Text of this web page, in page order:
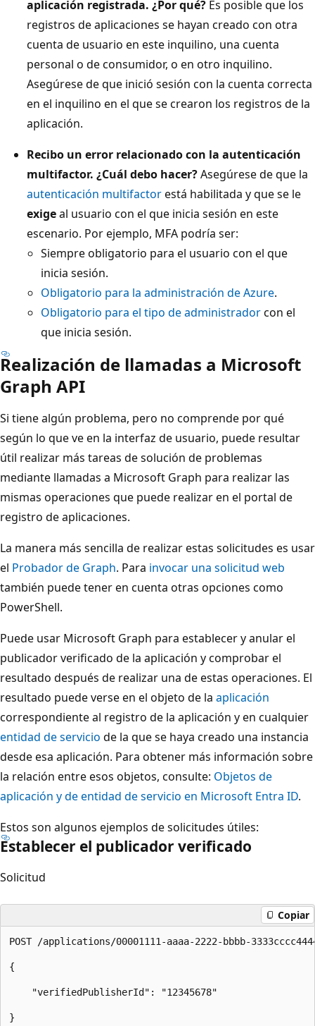
aplicación registrada. ¿Por qué? Es posible que los
registros de aplicaciones se hayan creado con otra
cuenta de usuario en este inquilino, una cuenta
personal o de consumidor, o en otro inquilino.
Asegúrese de que inició sesión con la cuenta correcta
en el inquilino en el que se crearon los registros de la
aplicación.
Recibo un error relacionado con la autenticación
multifactor. ¿Cuál debo hacer?Asegúrese de que la
autenticación multifactorestá habilitada y que se le
exigeal usuario con el que inicia sesión en este
escenario. Por ejemplo, MFA podría ser:
Siempre obligatorio para el usuario con el que
inicia sesión.
Obligatorio para la administración de Azure.
Obligatorio para el tipo de administradorcon el
que inicia sesión.
Realización de llamadas a Microsoft
Graph API
Si tiene algún problema, pero no comprende por qué
según lo que ve en la interfaz de usuario, puede resultar
útil realizar más tareas de solución de problemas
mediante llamadas a Microsoft Graph para realizar las
mismas operaciones que puede realizar en el portal de
registro de aplicaciones.
La manera más sencilla de realizar estas solicitudes es usar
el Probador de Graph. Para invocar una solicitud web
también puede tener en cuenta otras opciones como
PowerShell.
Puede usar Microsoft Graph para establecer y anular el
publicador verificado de la aplicación y comprobar el
resultado después de realizar una de estas operaciones. El
resultado puede verse en el objeto de la aplicación
correspondiente al registro de la aplicación y en cualquier
entidad de servicio de la que se haya creado una instancia
desde esa aplicación. Para obtener más información sobre
la relación entre esos objetos, consulte: Objetos de
aplicación y de entidad de servicio en Microsoft Entra ID.
Estos son algunos ejemplos de solicitudes útiles:
Establecer el publicador verificado
Solicitud
Copiar
POST /applications/00001111-aaaa-2222-bbbb-
{
    "verifiedPublisherId": "12345678"